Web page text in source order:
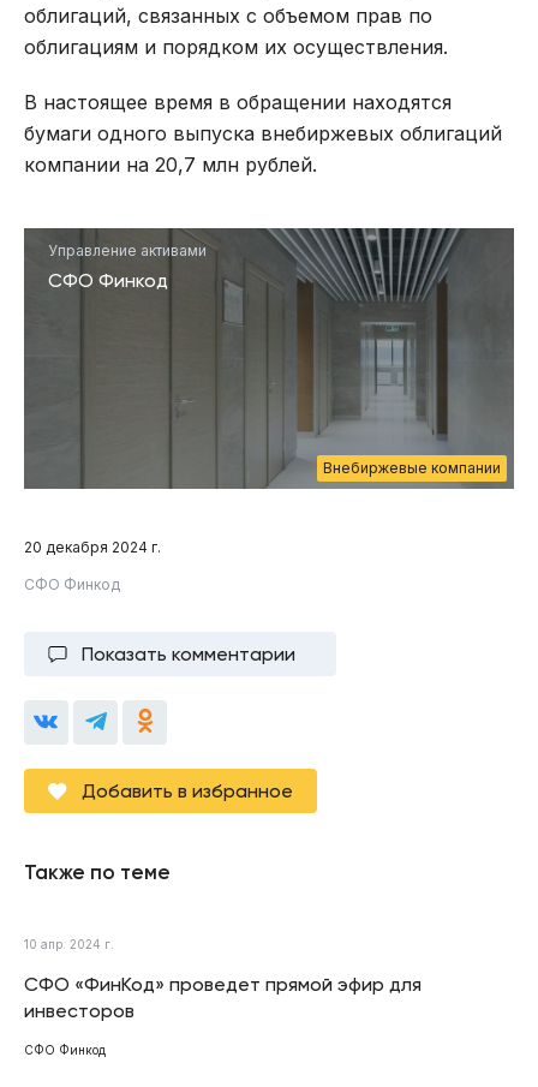
облигаций, связанных с объемом прав по
облигациям и порядком их осуществления.
В настоящее время в обращении находятся
бумаги одного выпуска внебиржевых облигаций
компании на 20,7 млн рублей.
Внебиржевые компании
Управление активами
СФО Финкод
20 декабря 2024 г.
СФО Финкод
Показать комментарии
Добавить в избранное
Также по теме
10 апр. 2024 г.
СФО «ФинКод» проведет прямой эфир для
инвесторов
СФО Финкод